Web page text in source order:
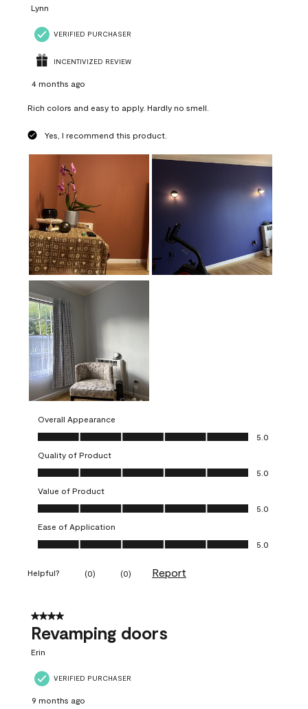
Lynn
VERIFIED PURCHASER
INCENTIVIZED REVIEW
4 months ago
Rich colors and easy to apply. Hardly no smell.
Yes, I recommend this product.
Overall Appearance
Overall Appearance, 5.0 out of 5
5.0
Quality of Product
Quality of Product, 5.0 out of 5
5.0
Value of Product
Value of Product, 5.0 out of 5
5.0
Ease of Application
Ease of Application, 5.0 out of 5
5.0
Helpful? (0) (0) Report
4 out of 5 stars.
Revamping doors
Erin
VERIFIED PURCHASER
9 months ago